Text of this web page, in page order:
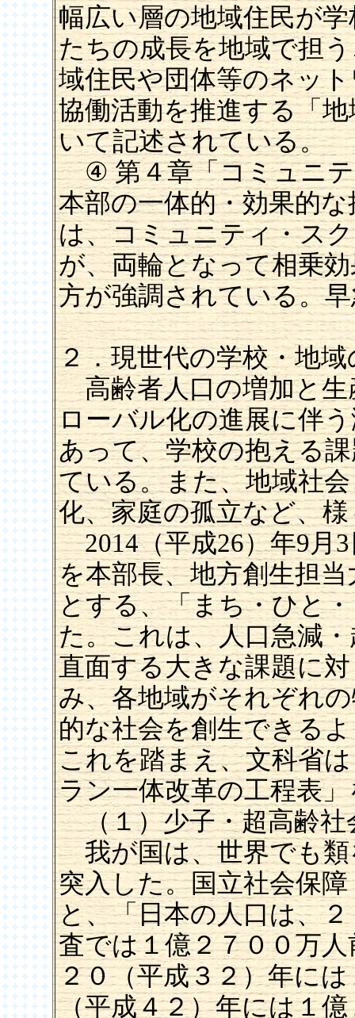
幅広い層の地域住民が
たちの成長を地域で担
域住民や団体等のネッ
協働活動を推進する「
いて記述されている。
④ 第４章「コミュニテ
本部の一体的・効果的
は、コミュニティ・ス
が、両輪となって相乗
方が強調されている。
２．現世代の学校・地
高齢者人口の増加と生
ローバル化の進展に伴
あって、学校の抱える
ている。また、地域社
化、家庭の孤立など、
2014（平成26）年9月3
を本部長、地方創生担
とする、「まち・ひと
た。これは、人口急減
直面する大きな課題に
み、各地域がそれぞれ
的な社会を創生できる
これを踏まえ、文科省
ラン一体改革の工程表
（１）少子・超高齢
我が国は、世界でも類
突入した。国立社会保
と、「日本の人口は、
査では１億２７００万
２０（平成３２）年に
（平成４２）年には１